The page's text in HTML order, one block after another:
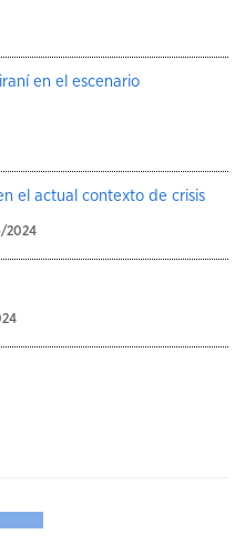
en el escenario
el actual contexto de crisis
2024